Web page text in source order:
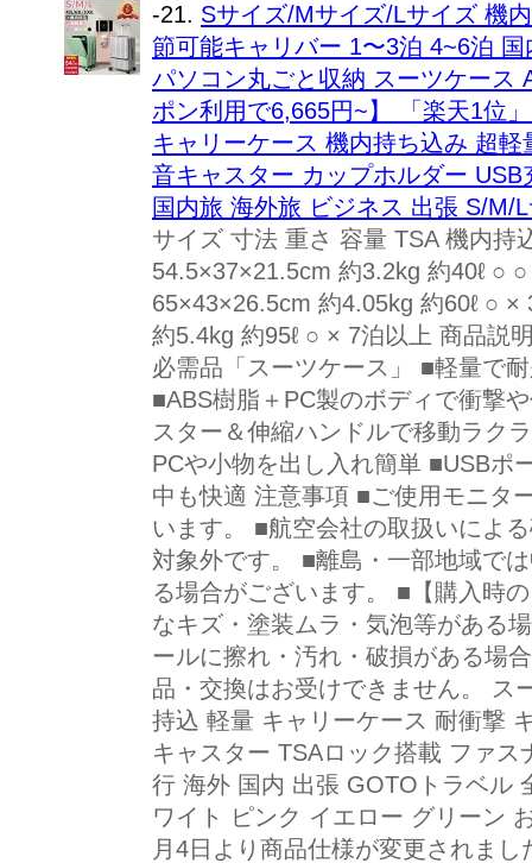
-21. Sサイズ/Mサイズ/Lサイズ 機
節可能キャリバー 1〜3泊 4~6泊
パソコン丸ごと収納 スーツケース
ポン利用で6,665円~】 「楽天1位
キャリーケース 機内持ち込み 超
音キャスター カップホルダー
国内旅 海外旅 ビジネス 出張 S/M/
サイズ 寸法 重さ 容量 TSA 機内持
54.5×37×21.5cm 約3.2kg 約40ℓ ○
65×43×26.5cm 約4.05kg 約60ℓ ○
約5.4kg 約95ℓ ○ × 7泊以上 商品説
必需品「スーツケース」 ■軽量で
■ABS樹脂＋PC製のボディで衝撃
スター＆伸縮ハンドルで移動ラク
PCや小物を出し入れ簡単 ■USBポ
中も快適 注意事項 ■ご使用モニタ
います。 ■航空会社の取扱いによ
対象外です。 ■離島・一部地域で
る場合がございます。 ■【購入時
なキズ・塗装ムラ・気泡等がある
ールに擦れ・汚れ・破損がある場
品・交換はお受けできません。 ス
持込 軽量 キャリーケース 耐衝撃
キャスター TSAロック搭載 ファ
行 海外 国内 出張 GOTOトラベル
ワイト ピンク イエロー グリーン
月4日より商品仕様が変更されま